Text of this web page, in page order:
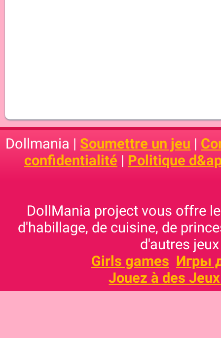
Dollmania | Soumettre un jeu |
confidentialité | Politique
DollMania project vous offre
d'habillage, de cuisine, de
d'autres
Girls games Игры
Jouez à des